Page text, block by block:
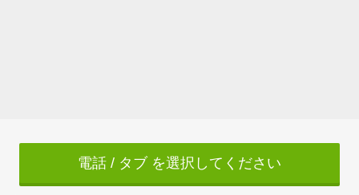
電話 / タブ を選択してください